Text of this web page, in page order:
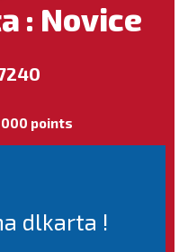
: Novice
points
dlkarta !